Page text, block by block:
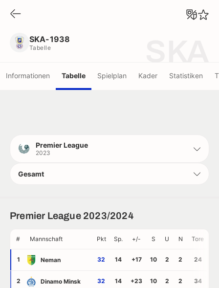
SKA-1938
Tabelle
Informationen Tabelle Spielplan Kader Statistiken
Premier League
2023
Gesamt
Premier League 2023/2024
# Mannschaft Pkt Sp. +/- S U N Tore
1 Neman 32 14 +17 10 2 2 24
2 Dinamo Minsk 32 14 +23 10 2 2 34